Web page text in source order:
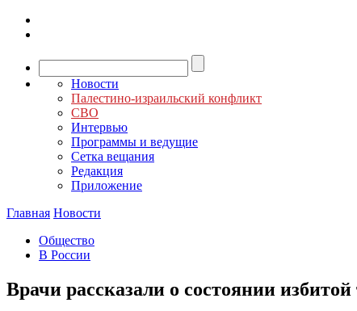
Новости
Палестино-израильский конфликт
СВО
Интервью
Программы и ведущие
Сетка вещания
Редакция
Приложение
Главная Новости
Общество
В России
Врачи рассказали о состоянии